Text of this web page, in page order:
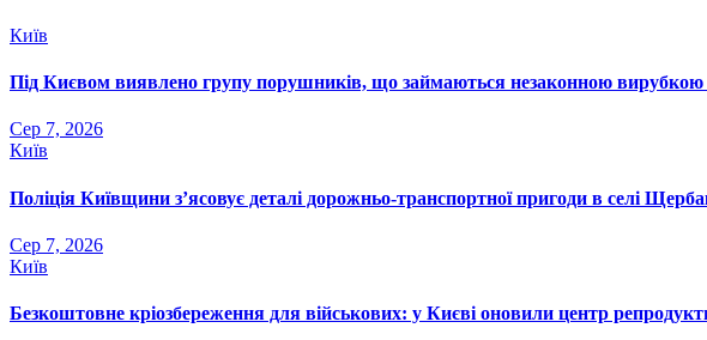
Київ
Під Києвом виявлено групу порушників, що займаються незаконною вирубкою
Сер 7, 2026
Київ
Поліція Київщини з’ясовує деталі дорожньо-транспортної пригоди в селі
Сер 7, 2026
Київ
Безкоштовне кріозбереження для військових: у Києві оновили центр